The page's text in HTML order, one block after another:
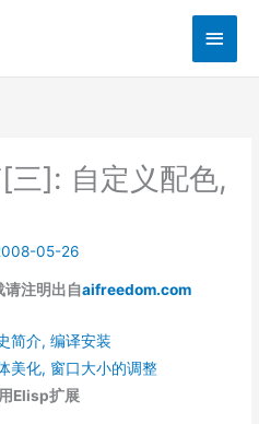
Main
三]: 自定义配色,
05-26
请注明出自aifreedom.com
简介, 编译安装
美化, 窗口大小的调整
Elisp扩展